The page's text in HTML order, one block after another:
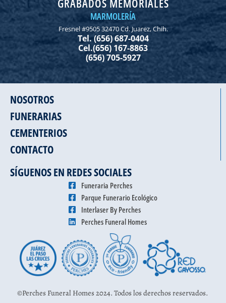
GRABADOS MEMORIALES
MARMOLERÍA
Fresnel #9505 32470 Cd. Juarez, Chih.
Tel. (656) 687-0404
Cel.(656) 167-8863
(656) 705-5927
NOSOTROS
FUNERARIAS
CEMENTERIOS
CONTACTO
SÍGUENOS EN REDES SOCIALES
Funeraria Perches
Parque Funerario Ecológico
Interlaser By Perches
Perches Funeral Homes
©Perches Funeral Homes 2024. Todos los derechos reservados.